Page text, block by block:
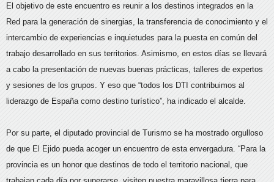
El objetivo de este encuentro es reunir a los destinos integrados en la
Red para la generación de sinergias, la transferencia de conocimiento y el
intercambio de experiencias e inquietudes para la puesta en común del
trabajo desarrollado en sus territorios. Asimismo, en estos días se llevará
a cabo la presentación de nuevas buenas prácticas, talleres de expertos
y sesiones de los grupos. Y eso que “todos los DTI contribuimos al
liderazgo de España como destino turístico”, ha indicado el alcalde.
Por su parte, el diputado provincial de Turismo se ha mostrado orgulloso
de que El Ejido pueda acoger un encuentro de esta envergadura. “Para la
provincia es un honor que destinos de todo el territorio nacional, que